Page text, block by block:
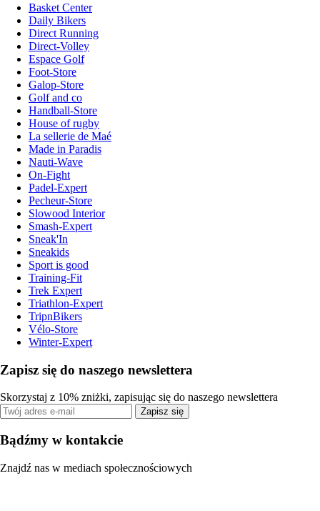
Basket Center
Daily Bikers
Direct Running
Direct-Volley
Espace Golf
Foot-Store
Galop-Store
Golf and co
Handball-Store
House of rugby
La sellerie de Maé
Made in Paradis
Nauti-Wave
On-Fight
Padel-Expert
Pecheur-Store
Slowood Interior
Smash-Expert
Sneak'In
Sneakids
Sport is good
Training-Fit
Trek Expert
Triathlon-Expert
TripnBikers
Vélo-Store
Winter-Expert
Zapisz się do naszego newslettera
Skorzystaj z 10% zniżki, zapisując się do naszego newslettera
Zapisz się
Bądźmy w kontakcie
Znajdź nas w mediach społecznościowych